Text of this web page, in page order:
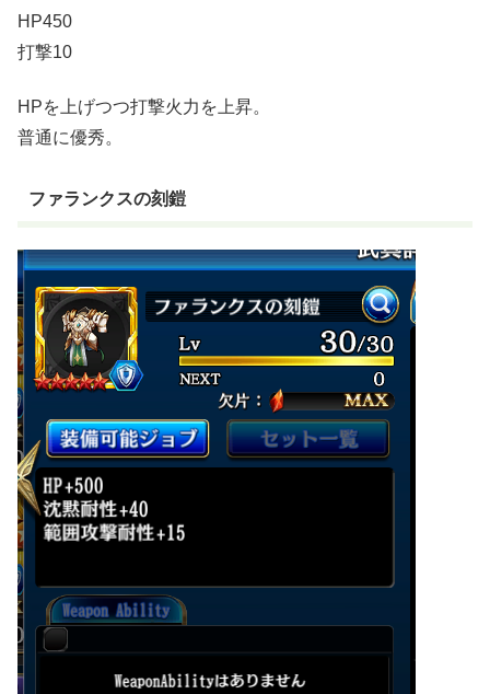
HP450
打撃10
HPを上げつつ打撃火力を上昇。
普通に優秀。
ファランクスの刻鎧